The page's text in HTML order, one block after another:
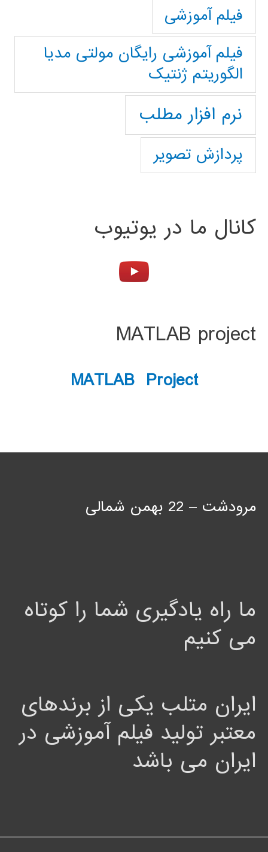
فیلم آموزشی
فیلم آموزشی رایگان مولتی مدیا
الگوریتم ژنتیک
نرم افزار مطلب
پردازش تصویر
کانال ما در یوتیوب
MATLAB project
MATLAB Project
مرودشت – 22 بهمن شمالی
ما راه یادگیری شما را کوتاه
می کنیم
ایران متلب یکی از برندهای
معتبر تولید فیلم آموزشی در
ایران می باشد